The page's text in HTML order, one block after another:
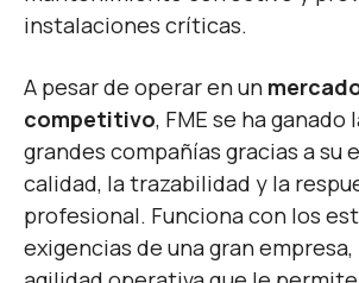
instalaciones críticas.
A pesar de operar en un
competitivo, FME se ha
grandes compañías gracias a su
calidad, la trazabilidad y la
profesional. Funciona con los
exigencias de una gran